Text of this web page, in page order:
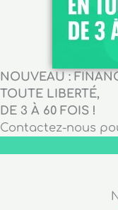
NOUVEAU :
TOUTE LIBERTÉ,
DE 3 À 60 FOIS !
Contactez-nous